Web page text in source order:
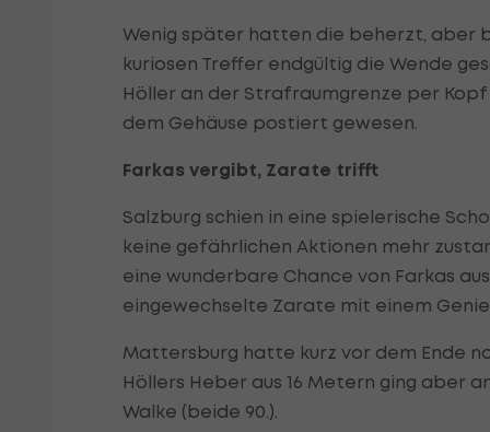
Wenig später hatten die beherzt, aber
kuriosen Treffer endgültig die Wende
Höller an der Strafraumgrenze per Kopf
dem Gehäuse postiert gewesen.
Farkas vergibt, Zarate trifft
Salzburg schien in eine spielerische
keine gefährlichen Aktionen mehr
eine wunderbare Chance von Farkas
eingewechselte Zarate mit einem
Mattersburg hatte kurz vor dem Ende
Höllers Heber aus 16 Metern ging aber
Walke (beide 90.).